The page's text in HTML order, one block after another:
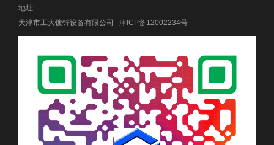
地址:
天津市工大镀锌设备有限公司 津ICP备12002234号